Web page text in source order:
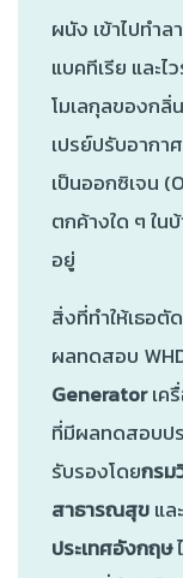
ผนัง เข้าไปทำ
แบคทีเรีย และ
โมเลกุลของกลิ่
เปรย์ปรับอากา
เป็นออกซิเจน
ตกค้างใด ๆ ใน
อยู่
สิ่งที่ทำให้เธอ
ผลทดสอบ
Generatorเค
ที่มีผลทดสอบป
รับรองโดยกรม
สาธารณสุขแ
ประเทศอังกฤษ